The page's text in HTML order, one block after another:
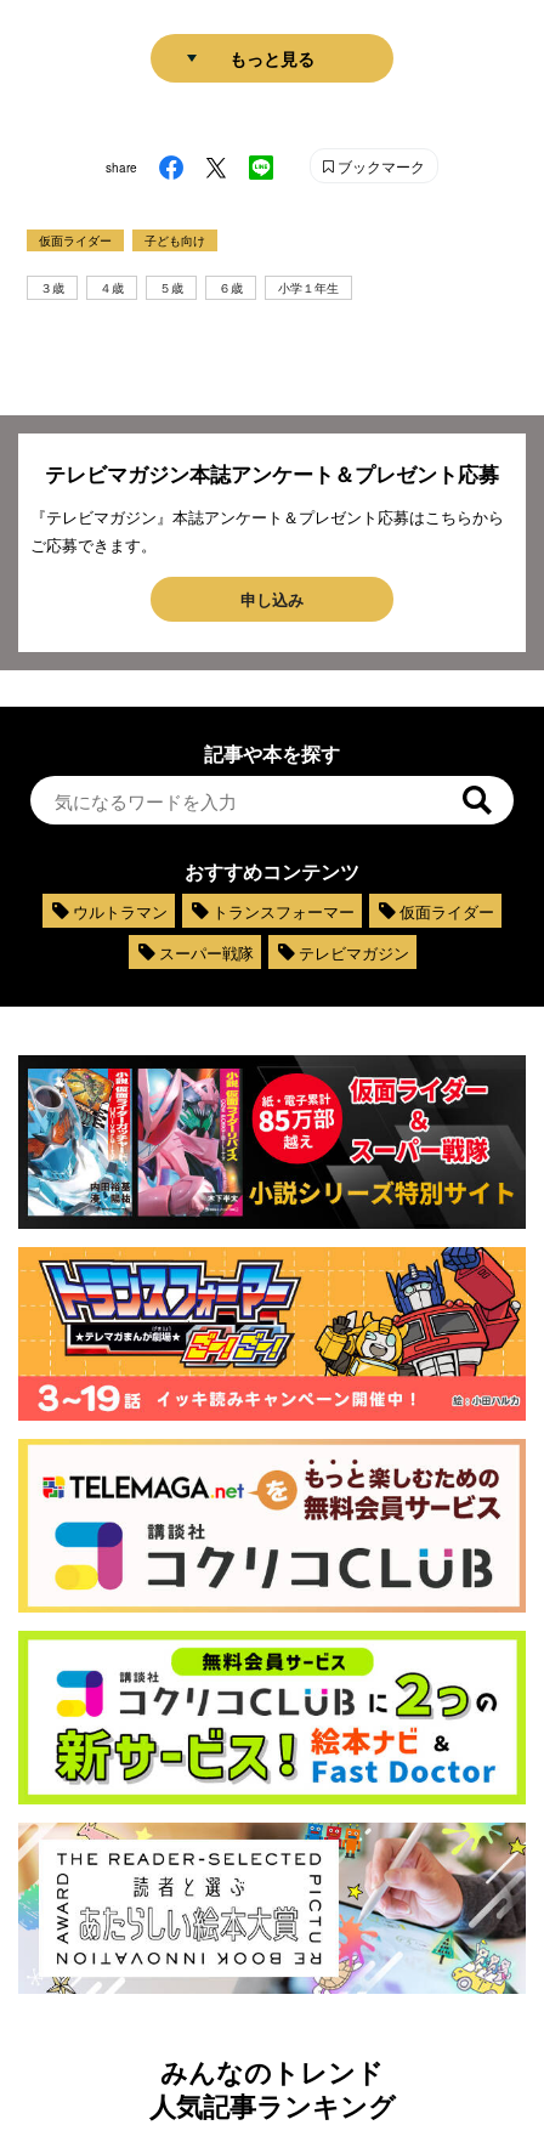
もっと見る
share ブックマーク
仮面ライダー 子ども向け
３歳 ４歳 ５歳 ６歳 小学１年生
テレビマガジン本誌アンケート＆プレゼント応募
『テレビマガジン』本誌アンケート＆プレゼント応募はこちらから
ご応募できます。
申し込み
記事や本を探す
おすすめコンテンツ
ウルトラマン トランスフォーマー
仮面ライダー
スーパー戦隊
テレビマガジン
みんなのトレンド
人気記事ランキング